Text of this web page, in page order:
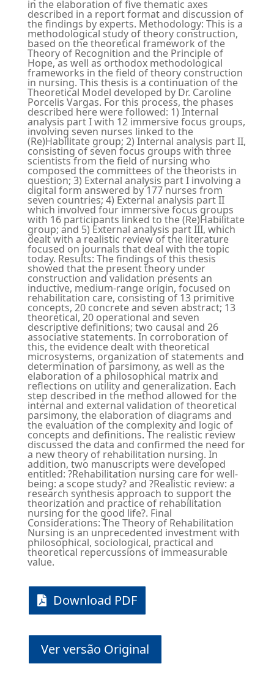
in the elaboration of five thematic axes
described in a report format and discussion of
the findings by experts. Methodology: This is a
methodological study of theory construction,
based on the theoretical framework of the
Theory of Recognition and the Principle of
Hope, as well as orthodox methodological
frameworks in the field of theory construction
in nursing. This thesis is a continuation of the
Theoretical Model developed by Dr. Caroline
Porcelis Vargas. For this process, the phases
described here were followed: 1) Internal
analysis part I with 12 immersive focus groups,
involving seven nurses linked to the
(Re)Habilitate group; 2) Internal analysis part II,
consisting of seven focus groups with three
scientists from the field of nursing who
composed the committees of the theorists in
question; 3) External analysis part I involving a
digital form answered by 177 nurses from
seven countries; 4) External analysis part II
which involved four immersive focus groups
with 16 participants linked to the (Re)Habilitate
group; and 5) External analysis part III, which
dealt with a realistic review of the literature
focused on journals that deal with the topic
today. Results: The findings of this thesis
showed that the present theory under
construction and validation presents an
inductive, medium-range origin, focused on
rehabilitation care, consisting of 13 primitive
concepts, 20 concrete and seven abstract; 13
theoretical, 20 operational and seven
descriptive definitions; two causal and 26
associative statements. In corroboration of
this, the evidence dealt with theoretical
microsystems, organization of statements and
determination of parsimony, as well as the
elaboration of a philosophical matrix and
reflections on utility and generalization. Each
step described in the method allowed for the
internal and external validation of theoretical
parsimony, the elaboration of diagrams and
the evaluation of the complexity and logic of
concepts and definitions. The realistic review
discussed the data and confirmed the need for
a new theory of rehabilitation nursing. In
addition, two manuscripts were developed
entitled: ?Rehabilitation nursing care for well-
being: a scope study? and ?Realistic review: a
research synthesis approach to support the
theorization and practice of rehabilitation
nursing for the good life?. Final
Considerations: The Theory of Rehabilitation
Nursing is an unprecedented investment with
philosophical, sociological, practical and
theoretical repercussions of immeasurable
value.
Download PDF
Ver versão Original